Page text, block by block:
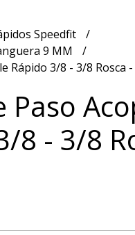
Speedfit
9 MM
Rápido 3/8 - 3/8 Rosca
Paso
8 - 3/8